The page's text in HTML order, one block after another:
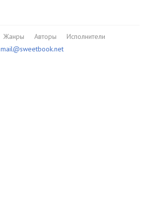
Жанры Авторы
Исполнители
mail@sweetbook.net